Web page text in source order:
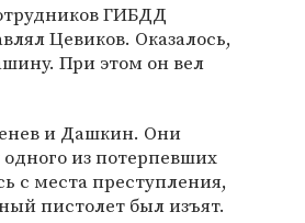
ГИБДД
Цевиков. Оказалось,
При этом он вел
и Дашкин. Они
из потерпевших
с места преступления,
пистолет был изъят.